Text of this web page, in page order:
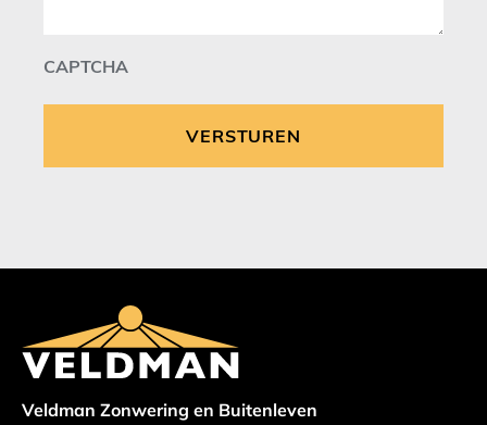
CAPTCHA
Veldman Zonwering en Buitenleven